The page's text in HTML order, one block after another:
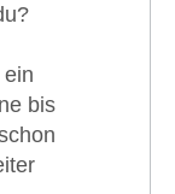
bis